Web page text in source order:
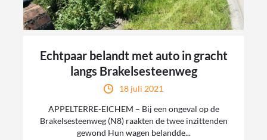
Echtpaar belandt met auto in gracht
langs Brakelsesteenweg
18 juli 2021
APPELTERRE-EICHEM – Bij een ongeval op de
Brakelsesteenweg (N8) raakten de twee inzittenden
gewond Hun wagen belandde...